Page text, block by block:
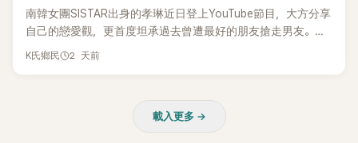
南韓女團SISTAR出身的孝琳近日登上YouTube節目，大方分享
自己的戀愛觀，更首度坦承過去曾遭最好的朋友搶走男友。她
表示，當時選擇瀟灑放手，但如果同樣的事情現在再發生，「我
K氏鄉民 2 天前
載入更多 →